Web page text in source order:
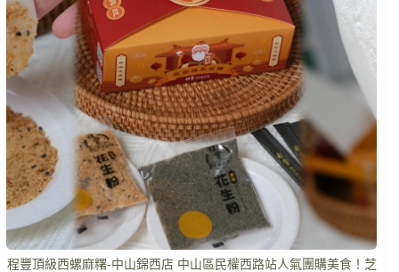
程豐頂級西螺麻糬-中山錦西店 中山區民權西路站人氣團購美食！芝